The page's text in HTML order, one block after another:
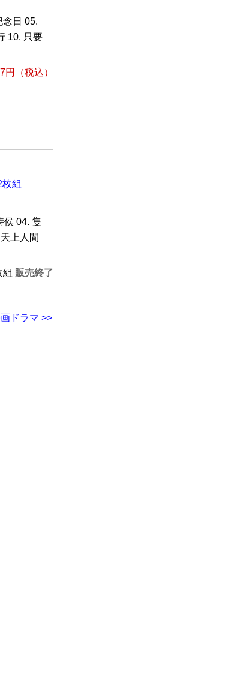
念日 05.
10. 只要
（税込）
組
侯 04. 隻
上人間
販売終了
ドラマ >>